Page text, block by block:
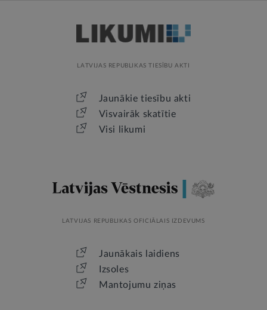
LATVIJAS REPUBLIKAS TIESĪBU AKTI
Jaunākie tiesību akti
Visvairāk skatītie
Visi likumi
LATVIJAS REPUBLIKAS OFICIĀLAIS IZDEVUMS
Jaunākais laidiens
Izsoles
Mantojumu ziņas